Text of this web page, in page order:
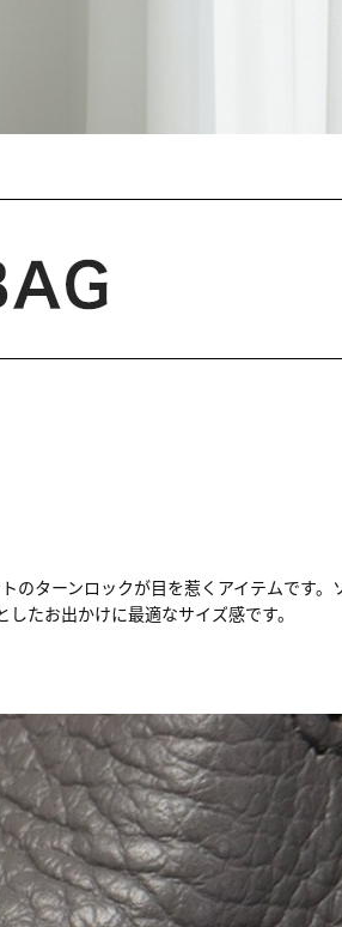
のターンロックが目を惹くアイテムです。
たお出かけに最適なサイズ感です。